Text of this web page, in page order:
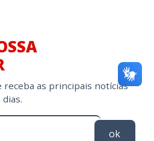
receba as principais notícias
ok